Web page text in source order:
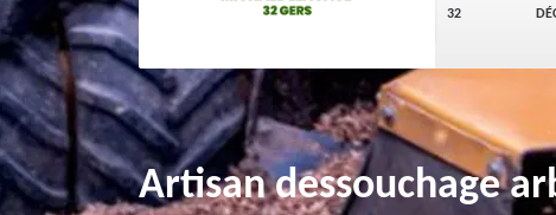
32
Artisan dessouchage